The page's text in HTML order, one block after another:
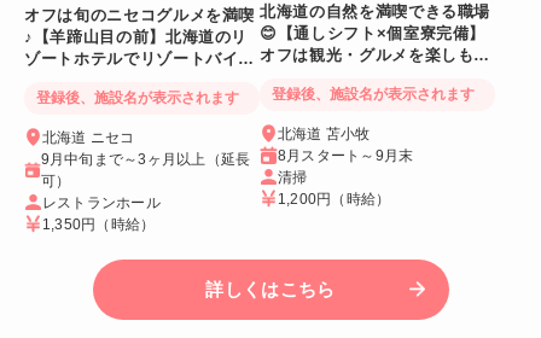
オフは旬のニセコグルメを満喫
♪【羊蹄山目の前】北海道のリ
ゾートホテルでリゾートバイト
登録後、施設名が表示されます
北海道 ニセコ
9月中旬まで～3ヶ月以上（延長
可）
レストランホール
1,350円 （時給）
北海道の自然を満喫できる職場
😊【通しシフト×個室寮完備】
オフは観光・グルメを楽しも
登録後、施設名が表示されます
北海道 苫小牧
8月スタート～9月末
清掃
1,200円 （時給）
詳しくはこちら